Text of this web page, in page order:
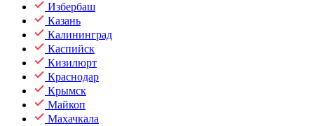
Избербаш
Казань
Калининград
Каспийск
Кизилюрт
Краснодар
Крымск
Майкоп
Махачкала